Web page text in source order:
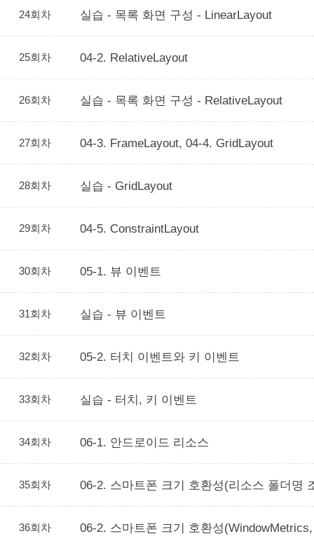
24회차 실습 - 목록 화면 구성 - LinearLayout
25회차 04-2. RelativeLayout
26회차 실습 - 목록 화면 구성 - RelativeLayout
27회차 04-3. FrameLayout, 04-4. GridLayout
28회차 실습 - GridLayout
29회차 04-5. ConstraintLayout
30회차 05-1. 뷰 이벤트
31회차 실습 - 뷰 이벤트
32회차 05-2. 터치 이벤트와 키 이벤트
33회차 실습 - 터치, 키 이벤트
34회차 06-1. 안드로이드 리소스
35회차 06-2. 스마트폰 크기 호환성(리소스 폴더명
36회차 06-2. 스마트폰 크기 호환성